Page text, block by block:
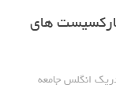
های
انگلس جامعه